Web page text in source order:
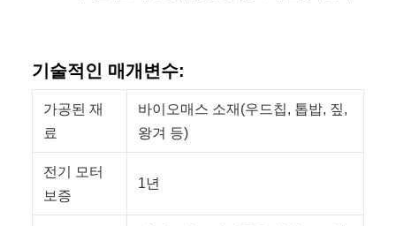
기술적인 매개변수:
가공된 재
료
바이오매스 소재(우드칩, 톱밥, 짚,
왕겨 등)
전기 모터
보증
1년